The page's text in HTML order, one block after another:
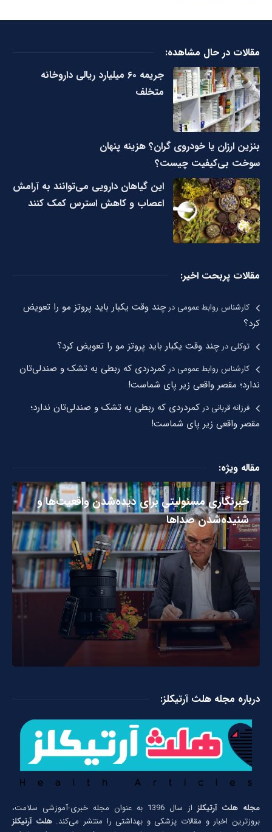
مقالات در حال مشاهده:
جریمه ۶۰ میلیارد ریالی داروخانه
متخلف
بنزین ارزان یا خودروی گران؟ هزینه پنهان
سوخت بی‌کیفیت چیست؟
این گیاهان دارویی می‌توانند به آرامش
اعصاب و کاهش استرس کمک کنند
مقالات پربحت اخیر:
کارشناس روابط عمومیدرچند وقت یکبار باید پروتز مو را تعویض
کرد؟
توکلیدرچند وقت یکبار باید پروتز مو را تعویض کرد؟
کارشناس روابط عمومیدر کمردردی که ربطی به تشک و صندلی‌تان
ندارد؛ مقصر واقعی زیر پای شماست!
فرزانه قربانیدر کمردردی که ربطی به تشک و صندلی‌تان ندارد؛
مقصر واقعی زیر پای شماست!
مقاله ویژه:
خبرنگاری مسئولیتی برای دیده‌شدن واقعیت‌ها و
شنیده‌شدن صداها
درباره مجله هلث آرتیکلز:
مجله هلث آرتیکلز
از سال 1396 به عنوان مجله خبری-آموزشی سلامت،
بروزترین اخبار و مقالات پزشکی و بهداشتی را منتشر می‌کند.هلث آرتیکلز